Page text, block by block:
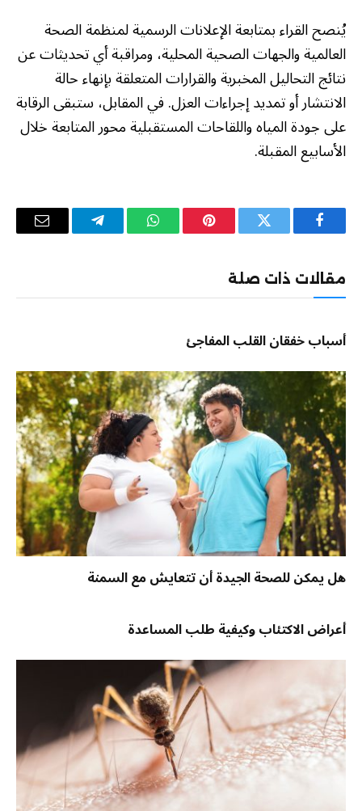
يُنصح القراء بمتابعة الإعلانات الرسمية لمنظمة الصحة
العالمية والجهات الصحية المحلية، ومراقبة أي تحديثات عن
نتائج التحاليل المخبرية والقرارات المتعلقة بإنهاء حالة
الانتشار أو تمديد إجراءات العزل. في المقابل، ستبقى الرقابة
على جودة المياه واللقاحات المستقبلية محور المتابعة خلال
الأسابيع المقبلة.
فيسبوك تويتر بينتيريستواتساب تيلقرام
البريد
مقالات ذات صلة
أسباب خفقان القلب المفاجئ
هل يمكن للصحة الجيدة أن تتعايش مع السمنة
أعراض الاكتئاب وكيفية طلب المساعدة